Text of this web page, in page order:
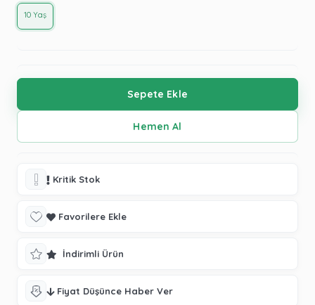
10 Yaş
Kritik Stok
Favorilere Ekle
İndirimli Ürün
Fiyat Düşünce Haber Ver